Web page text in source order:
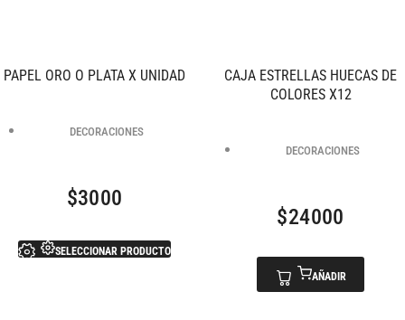
PAPEL ORO O PLATA X UNIDAD
DECORACIONES
$3000
SELECCIONAR PRODUCTO
CAJA ESTRELLAS HUECAS DE
COLORES X12
DECORACIONES
$24000
AÑADIR